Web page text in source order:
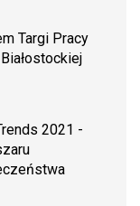
Targi Pracy
2021 -